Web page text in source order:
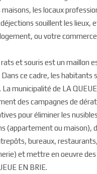
les locaux
souillent les lieux,
ou votre
et souris est un maillon
ce cadre, les habitants
municipalité de LA
des campagnes de
pour éliminer les
(appartement ou maison),
bureaux,
et mettre en oeuvre
EN BRIE.